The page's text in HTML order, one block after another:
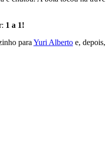
1 a 1!
para Yuri Alberto e, depois,